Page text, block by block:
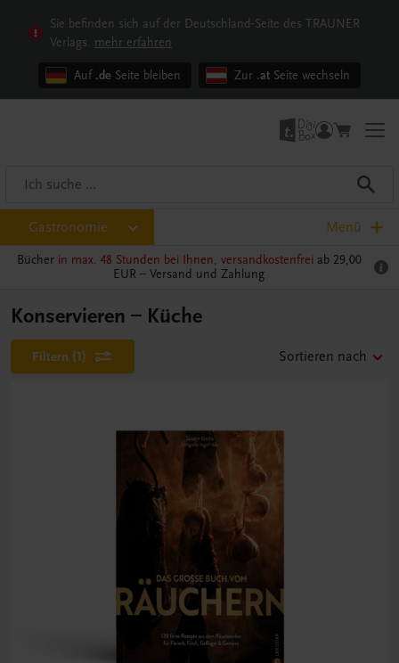
Sie befinden sich auf der Deutschland-Seite des TRAUNER
Verlags. mehr erfahren
Auf .de Seite bleiben Zur .at Seite wechseln
Gastronomie Menü
Bücher in max. 48 Stunden bei Ihnen, versandkostenfrei ab 29,00
EUR – Versand und Zahlung
Konservieren – Küche
Filtern (1) Sortieren nach